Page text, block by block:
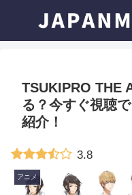
TSUKIPRO THE
る？今すぐ視聴
紹介！
3.8
アニメ